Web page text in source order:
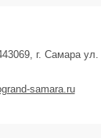
г. Самара ул.
samara.ru